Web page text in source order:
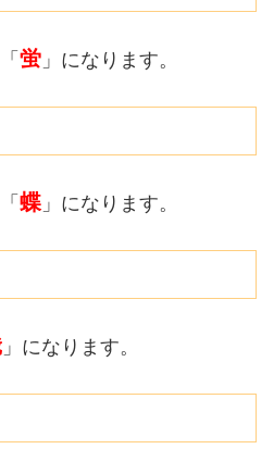
蛍 」になります。
蝶 」になります。
」になります。